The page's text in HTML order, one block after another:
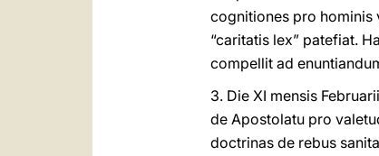
cognitiones pro hominis
“caritatis lex” patefiat.
compellit ad
3. Die XI mensis
de Apostolatu pro
doctrinas de rebus